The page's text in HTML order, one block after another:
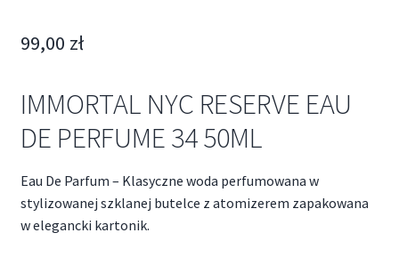
99,00 zł
IMMORTAL NYC RESERVE EAU
DE PERFUME 34 50ML
Eau De Parfum – Klasyczne woda perfumowana w
stylizowanej szklanej butelce z atomizerem zapakowana
w elegancki kartonik.